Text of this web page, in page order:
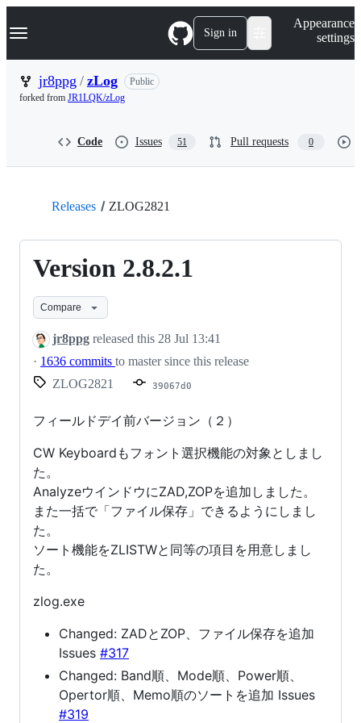
k
p
Navigation Menu Sign in
Appearance
settings
jr8ppg / zLog
Public
forked from JR1LQK/zLog
Code Issues 51 Pull requests 0
Releases ZLOG2821
Version 2.8.2.1
Compare
jr8ppg released this 28 Jul 13:41
· 1636 commits to master since this release
ZLOG2821
39067d0
フィールドデイ前バージョン（２）
CW Keyboardもフォント選択機能の対象としまし
た。
AnalyzeウインドウにZAD,ZOPを追加しました。
また一括で「ファイル保存」できるようにしまし
た。
ソート機能をZLISTWと同等の項目を用意しまし
た。
zlog.exe
Changed: ZADとZOP、ファイル保存を追加
Issues #317
Changed: Band順、Mode順、Power順、
Opertor順、Memo順のソートを追加 Issues
#319